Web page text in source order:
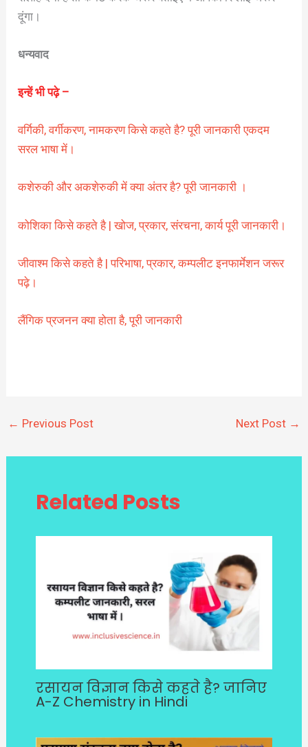
दूंगा।
धन्यवाद
इन्हें भी पढ़े –
वर्गिकी, वर्गीकरण, नामकरण किसे कहते है? पूरी जानकारी एकदम
सरल भाषा में।
कशेरुकी और अकशेरुकी में क्या अंतर है? पूरी जानकारी ।
कोशिका किसे कहते है | खोज, प्रकार, संरचना, कार्य पूरी जानकारी।
जीवाश्म किसे कहते है | परिभाषा, प्रकार, कम्पलीट इनफार्मेशन जरूर
पढ़े।
लैंगिक प्रजनन क्या होता है, पूरी जानकारी
← Previous Post Next Post →
Related Posts
रसायन विज्ञान किसे कहते है? जानिए
A-Z Chemistry in Hindi